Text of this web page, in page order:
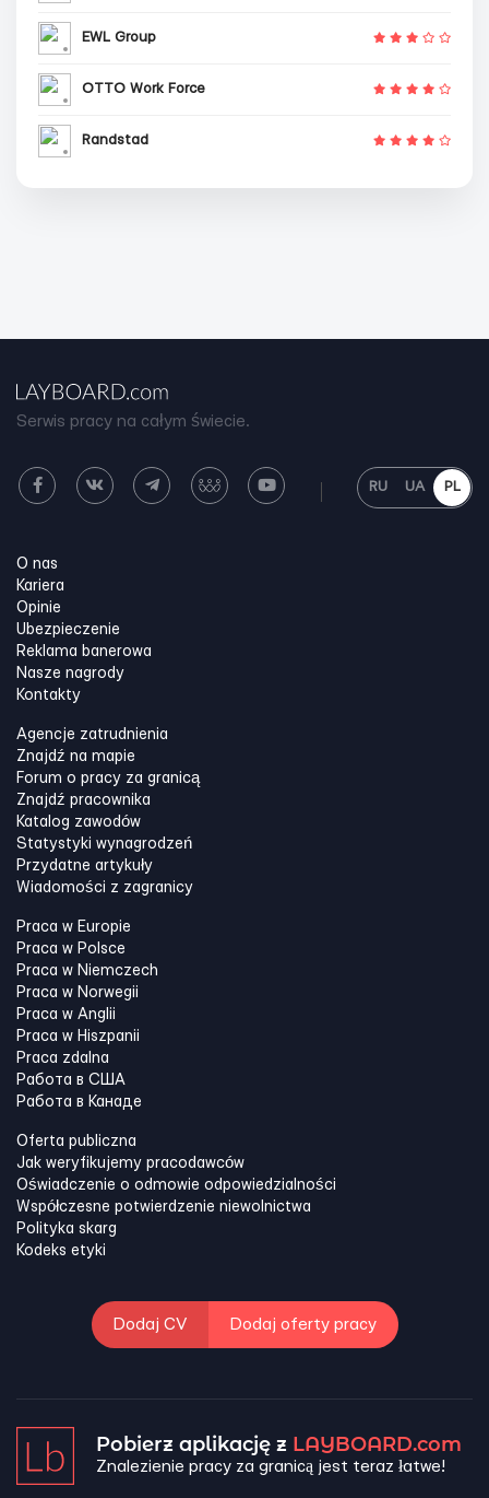
EWL Group
OTTO Work Force
Randstad
Serwis pracy na całym świecie.
RU UA PL
O nas
Kariera
Opinie
Ubezpieczenie
Reklama banerowa
Nasze nagrody
Kontakty
Agencje zatrudnienia
Znajdź na mapie
Forum o pracy za granicą
Znajdź pracownika
Katalog zawodów
Statystyki wynagrodzeń
Przydatne artykuły
Wiadomości z zagranicy
Praca w Europie
Praca w Polsce
Praca w Niemczech
Praca w Norwegii
Praca w Anglii
Praca w Hiszpanii
Praca zdalna
Работа в США
Работа в Канадe
Oferta publiczna
Jak weryfikujemy pracodawców
Oświadczenie o odmowie odpowiedzialności
Współczesne potwierdzenie niewolnictwa
Polityka skarg
Kodeks etyki
Dodaj CV Dodaj oferty pracy
Pobierz aplikację z LAYBOARD.com
Znalezienie pracy za granicą jest teraz łatwe!